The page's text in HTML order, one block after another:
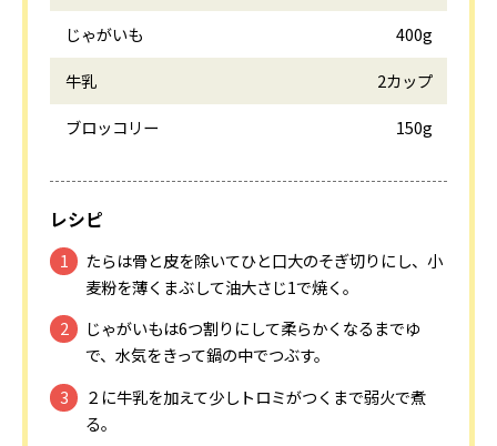
じゃがいも
400g
牛乳
2カップ
ブロッコリー
150g
レシピ
たらは骨と皮を除いてひと口大のそぎ切りにし、小
麦粉を薄くまぶして油大さじ1で焼く。
じゃがいもは6つ割りにして柔らかくなるまでゆ
で、水気をきって鍋の中でつぶす。
２に牛乳を加えて少しトロミがつくまで弱火で煮
る。